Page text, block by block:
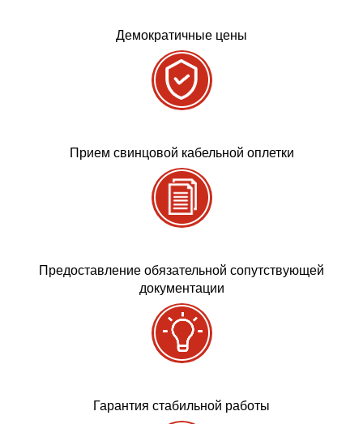
Демократичные цены
Прием свинцовой кабельной оплетки
Предоставление обязательной сопутствующей
документации
Гарантия стабильной работы